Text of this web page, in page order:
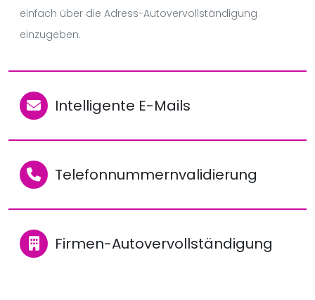
einfach über die Adress-Autovervollständigung
einzugeben.
Intelligente E-Mails
Telefonnummernvalidierung
Firmen-Autovervollständigung